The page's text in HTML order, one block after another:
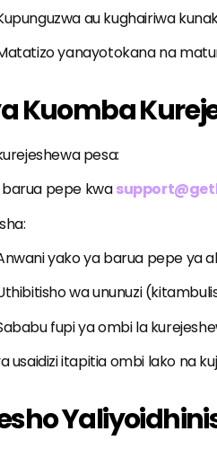
au kughairiwa
yanayotokana na
Kuomba
pesa:
pepe kwa
yako ya barua pepe ya
wa ununuzi
fupi ya ombi la
usaidizi itapitia ombi lako na